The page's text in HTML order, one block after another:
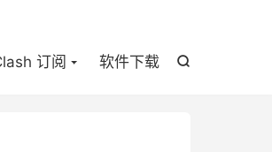

订阅 软件下载